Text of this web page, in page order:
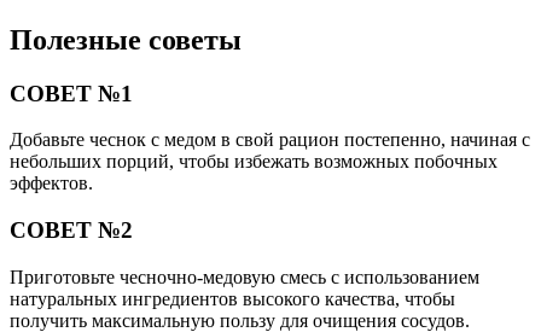
Полезные советы
СОВЕТ №1
Добавьте чеснок с медом в свой рацион постепенно, начиная с
небольших порций, чтобы избежать возможных побочных
эффектов.
СОВЕТ №2
Приготовьте чесночно-медовую смесь с использованием
натуральных ингредиентов высокого качества, чтобы
получить максимальную пользу для очищения сосудов.